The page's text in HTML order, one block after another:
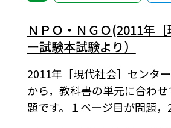
ＮＰＯ・ＮＧＯ(2011年
ー試験本試験より）
2011年［現代社会］センタ
から，教科書の単元に合わ
題です。１ページ目が問題